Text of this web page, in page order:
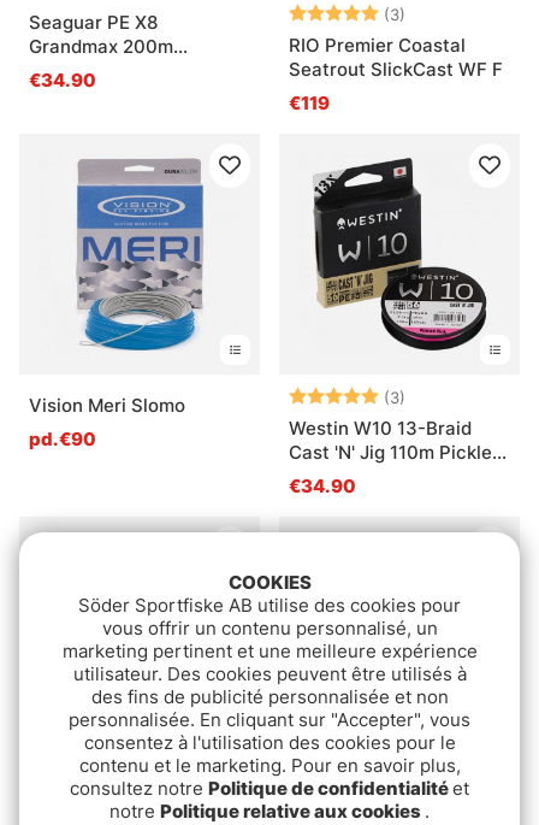
Seaguar PE X8
Grandmax 200m
Multicolor
€34.90
Note: (3)
RIO Premier Coastal
Seatrout SlickCast WF F
€119
Vision Meri Slomo
pd.€90
Note: (3)
Westin W10 13-Braid
Cast 'N' Jig 110m Pickled
Pink
€34.90
Note: (2)5.0 sur 5 étoiles
DELTA 100%
Note: (3)3.3 sur 5
Airflo Superflo Ridge 2.0
COOKIES
Söder Sportfiske AB utilise des cookies pour
vous offrir un contenu personnalisé, un
marketing pertinent et une meilleure expérience
utilisateur. Des cookies peuvent être utilisés à
des fins de publicité personnalisée et non
personnalisée. En cliquant sur "Accepter", vous
consentez à l'utilisation des cookies pour le
contenu et le marketing. Pour en savoir plus,
consultez notre Politique de confidentialitéet
notre Politique relative aux cookies .